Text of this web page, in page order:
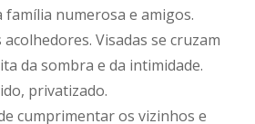
família numerosa e amigos.
Visadas se cruzam
da sombra e da intimidade.
privatizado.
cumprimentar os vizinhos e